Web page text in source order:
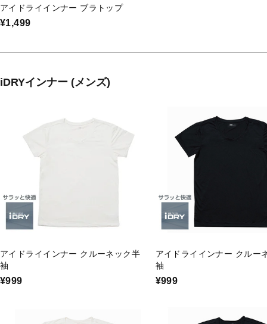
アイドライインナー ブラトップ
¥1,499
iDRYインナー (メンズ)
アイドライインナー クルーネック半
袖
¥999
アイドライインナー クルー
袖
¥999